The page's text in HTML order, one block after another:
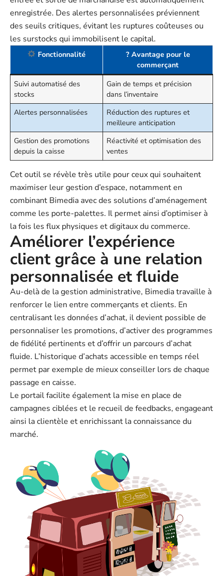
enregistrée. Des alertes personnalisées préviennent
des seuils critiques, évitant les ruptures coûteuses ou
les surstocks qui immobilisent le capital.
Fonctionnalité
? Avantage pour le
commerçant
Suivi automatisé des
stocks
Gain de temps et précision
dans l’inventaire
Alertes personnalisées
Réduction des ruptures et
meilleure anticipation
Gestion des promotions
depuis la caisse
Réactivité et optimisation des
ventes
Cet outil se révèle très utile pour ceux qui souhaitent
maximiser leur gestion d’espace, notamment en
combinant Bimedia avec des solutions d’aménagement
comme les porte-palettes. Il permet ainsi d’optimiser à
la fois les flux physiques et digitaux du commerce.
Améliorer l’expérience
client grâce à une relation
personnalisée et fluide
Au-delà de la gestion administrative, Bimedia travaille à
renforcer le lien entre commerçants et clients. En
centralisant les données d’achat, il devient possible de
personnaliser les promotions, d’activer des programmes
de fidélité pertinents et d’offrir un parcours d’achat
fluide. L’historique d’achats accessible en temps réel
permet par exemple de mieux conseiller lors de chaque
passage en caisse.
Le portail facilite également la mise en place de
campagnes ciblées et le recueil de feedbacks, engageant
ainsi la clientèle et enrichissant la connaissance du
marché.